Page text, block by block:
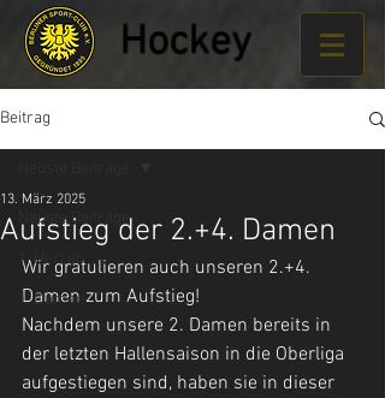
Hockey
Beitrag
Neuste Beiträge
1. Herren
1. Damen
Aufstieg der 2.+4. Damen
13. März 2025
Wir gratulieren auch unseren 2.+4.
Damen zum Aufstieg!
Nachdem unsere 2. Damen bereits in
der letzten Hallensaison in die Oberliga
aufgestiegen sind, haben sie in dieser